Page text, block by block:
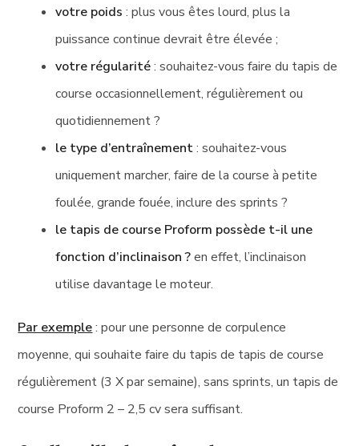
votre poids : plus vous êtes lourd, plus la
puissance continue devrait être élevée ;
votre régularité: souhaitez-vous faire du tapis de
course occasionnellement, régulièrement ou
quotidiennement ?
le type d’entraînement: souhaitez-vous
uniquement marcher, faire de la course à petite
foulée, grande fouée, inclure des sprints ?
le tapis de course Proform possède t-il une
fonction d’inclinaison ?en effet, l’inclinaison
utilise davantage le moteur.
Par exemple: pour une personne de corpulence
moyenne, qui souhaite faire du tapis de tapis de course
régulièrement (3 X par semaine), sans sprints, un tapis de
course Proform 2 – 2,5 cv sera suffisant.